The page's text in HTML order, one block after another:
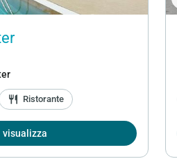
restaurant Ristorante
visualizza